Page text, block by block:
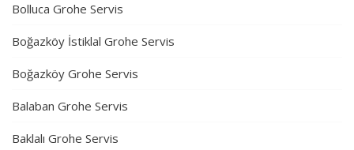
Bolluca Grohe Servis
Boğazköy İstiklal Grohe Servis
Boğazköy Grohe Servis
Balaban Grohe Servis
Baklalı Grohe Servis